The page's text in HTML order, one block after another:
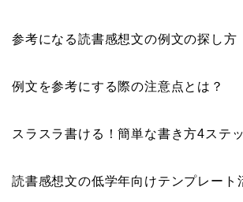
参考になる読書感想文の例文の探し方
例文を参考にする際の注意点とは？
スラスラ書ける！簡単な書き方4ステ
読書感想文の低学年向けテンプレート